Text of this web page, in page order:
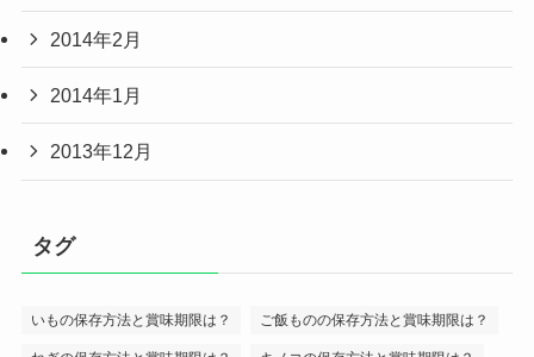
2014年2月
2014年1月
2013年12月
タグ
いもの保存方法と賞味期限は？ ご飯ものの保存方法と賞味期限は？